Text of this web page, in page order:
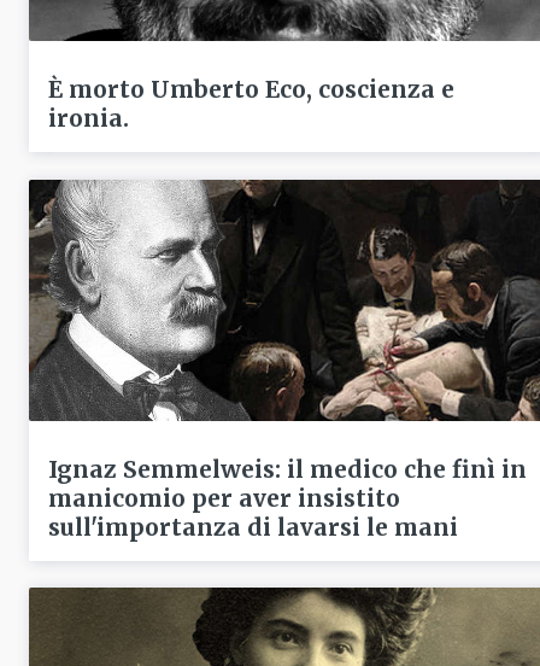
È morto Umberto Eco, coscienza e
ironia.
Ignaz Semmelweis: il medico che finì in
manicomio per aver insistito
sull'importanza di lavarsi le mani